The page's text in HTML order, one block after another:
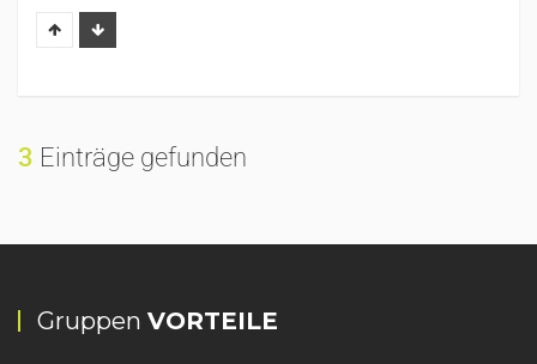
3 Einträge gefunden
Gruppen VORTEILE